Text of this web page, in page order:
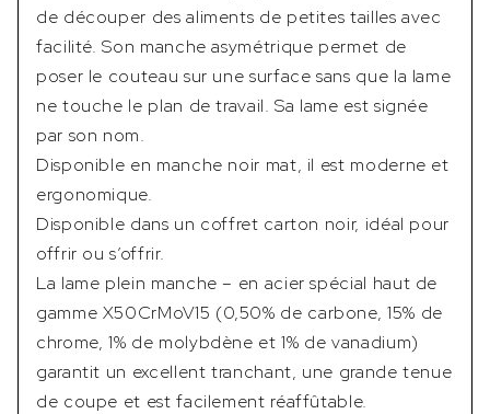
de découper des aliments de petites tailles avec
facilité. Son manche asymétrique permet de
poser le couteau sur une surface sans que la lame
ne touche le plan de travail. Sa lame est signée
par son nom.
Disponible en manche noir mat, il est moderne et
ergonomique.
Disponible dans un coffret carton noir, idéal pour
offrir ou s’offrir.
La lame plein manche – en acier spécial haut de
gamme X50CrMoV15 (0,50% de carbone, 15% de
chrome, 1% de molybdène et 1% de vanadium)
garantit un excellent tranchant, une grande tenue
de coupe et est facilement réaffûtable.